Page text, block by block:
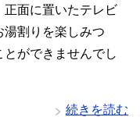
正面に置いたテレビ
湯割りを楽しみつ
ができませんでし
続きを読む